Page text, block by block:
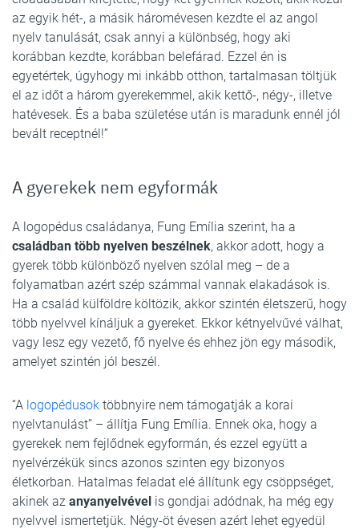
az egyik hét-, a másik háromévesen kezdte el az angol
nyelv tanulását, csak annyi a különbség, hogy aki
korábban kezdte, korábban belefárad. Ezzel én is
egyetértek, úgyhogy mi inkább otthon, tartalmasan töltjük
el az időt a három gyerekemmel, akik kettő-, négy-, illetve
hatévesek. És a baba születése után is maradunk ennél jól
bevált receptnél!”
A gyerekek nem egyformák
A logopédus családanya, Fung Emília szerint, ha a
családban több nyelven beszélnek, akkor adott, hogy a
gyerek több különböző nyelven szólal meg – de a
folyamatban azért szép számmal vannak elakadások is.
Ha a család külföldre költözik, akkor szintén életszerű, hogy
több nyelvvel kínáljuk a gyereket. Ekkor kétnyelvűvé válhat,
vagy lesz egy vezető, fő nyelve és ehhez jön egy második,
amelyet szintén jól beszél.
“A logopédusok többnyire nem támogatják a korai
nyelvtanulást” – állítja Fung Emília. Ennek oka, hogy a
gyerekek nem fejlődnek egyformán, és ezzel együtt a
nyelvérzékük sincs azonos szinten egy bizonyos
életkorban. Hatalmas feladat elé állítunk egy csöppséget,
akinek az anyanyelvével is gondjai adódnak, ha még egy
nyelvvel ismertetjük. Négy-öt évesen azért lehet egyedül